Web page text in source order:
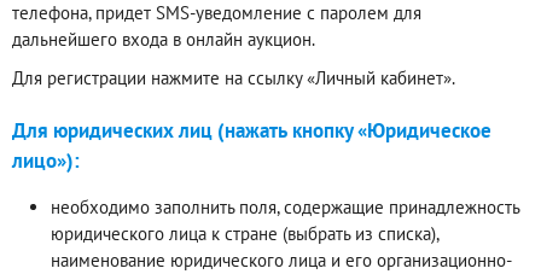
телефона, придет SMS-уведомление с паролем для
дальнейшего входа в онлайн аукцион.
Для регистрации нажмите на ссылку «Личный кабинет».
Для юридических лиц (нажать кнопку «Юридическое
лицо»):
необходимо заполнить поля, содержащие принадлежность
юридического лица к стране (выбрать из списка),
наименование юридического лица и его организационно-